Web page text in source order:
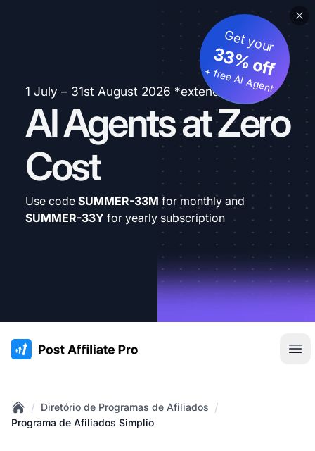
1 July – 31st August 2026 *extended
AI Agents at Zero
Cost
Get your
33% off
+ free AI Agent
Use code SUMMER-33M for monthly and
SUMMER-33Y for yearly subscription
:site.title
Home
/ Diretório de Programas de Afiliados /
Programa de Afiliados Simplio